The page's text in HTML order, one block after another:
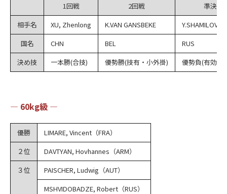
1回戦 2回戦
準決勝
相手名
XU, Zhenlong K.VAN GANSBEKE
Y.SHAMILOV
国名
CHN BEL
RUS
決め技
一本勝(合技) 優勢勝(技有・小外掛) 優勢負(有効・
― 60kg級 ―
優勝
LIMARE, Vincent（FRA）
２位
DAVTYAN, Hovhannes（ARM）
３位
PAISCHER, Ludwig（AUT）
MSHVIDOBADZE, Robert（RUS）